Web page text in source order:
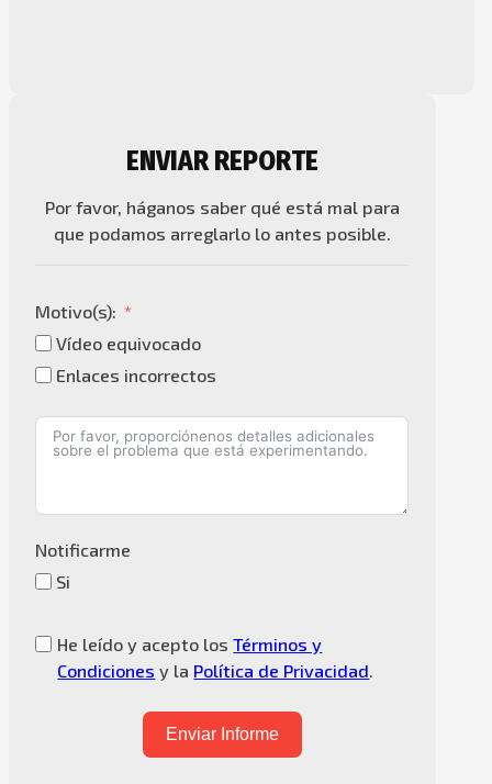
ENVIAR REPORTE
Por favor, háganos saber qué está mal para
que podamos arreglarlo lo antes posible.
Motivo(s):
Vídeo equivocado
Enlaces incorrectos
Notificarme
Si
He leído y acepto losTérminos y
Condiciones y la Política de Privacidad.
Enviar Informe